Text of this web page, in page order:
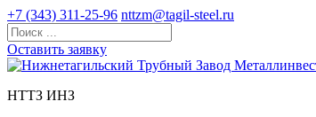
+7 (343) 311-25-96 nttzm@tagil-steel.ru
Оставить заявку
НТТЗ ИНЗ